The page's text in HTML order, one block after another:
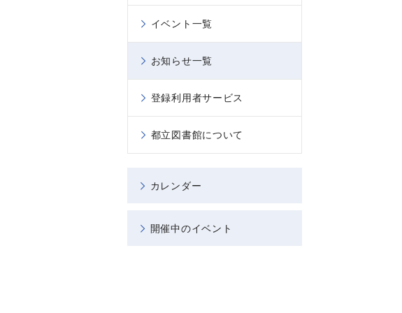
イベント一覧
お知らせ一覧
登録利用者サービス
都立図書館について
カレンダー
開催中のイベント